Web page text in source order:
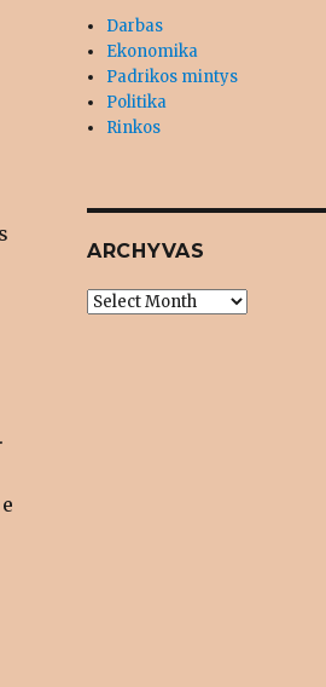
Darbas
Ekonomika
Padrikos mintys
Politika
Rinkos
ARCHYVAS
Archyvas